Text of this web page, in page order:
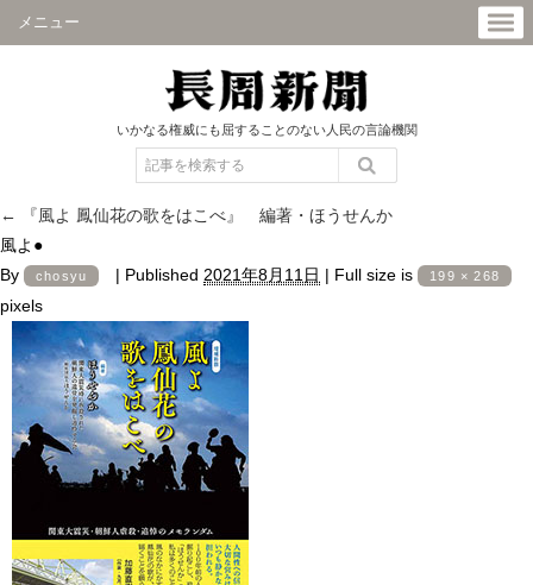
メニュー
いかなる権威にも屈することのない人民の言論機関
←
『風よ 鳳仙花の歌をはこべ』 編著・ほうせんか
風よ●
By
chosyu | Published 2021年8月11日 | Full size is 199 × 268
pixels